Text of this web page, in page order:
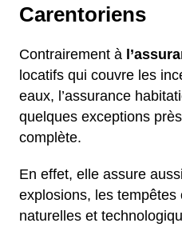
Carentoriens
Contrairement à
locatifs qui couvre les
eaux, l’assurance
quelques exceptions
complète.
En effet, elle assure
explosions, les
naturelles et